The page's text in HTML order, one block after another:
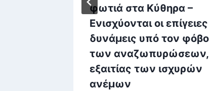
φωτιά στα Κύθηρα –
Ενισχύονται οι επίγειες
δυνάμεις υπό τον φόβο
των αναζωπυρώσεων,
εξαιτίας των ισχυρών
ανέμων